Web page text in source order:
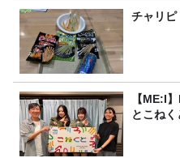
チャリピ
【ME:I
とこねく